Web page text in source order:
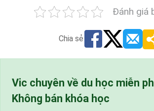
Đánh giá
Chia sẻ
Vic chuyên về du học miễn
Không bán khóa học